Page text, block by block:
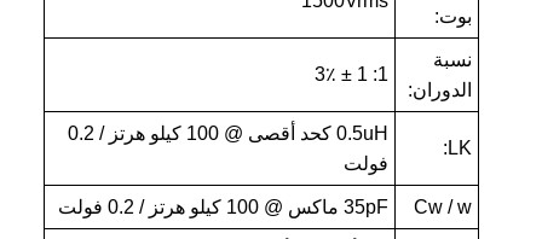
بوت:
نسبة
الدوران:
1: 1 ± 3٪
LK:
0.5uH كحد أقصى @ 100 كيلو هرتز / 0.2
فولت
Cw / w 35pF ماكس @ 100 كيلو هرتز / 0.2 فولت